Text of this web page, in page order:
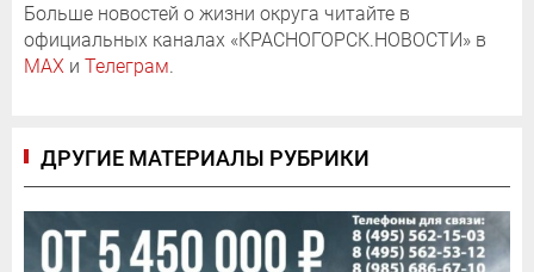
Больше новостей о жизни округа читайте в
официальных каналах «КРАСНОГОРСК.НОВОСТИ» в
MAX и Телеграм.
ДРУГИЕ МАТЕРИАЛЫ РУБРИКИ